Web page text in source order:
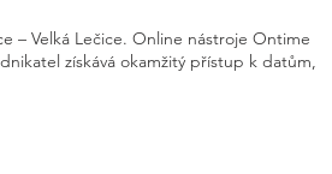
– Velká Lečice. Online nástroje Ontime
získává okamžitý přístup k datům,